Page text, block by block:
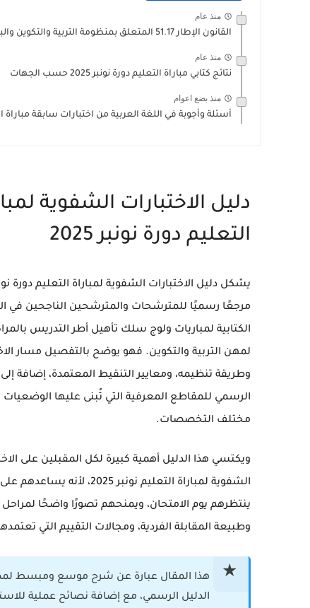
منذ عام
القانون الإطار 51.17 المتعلق بمنظومة التربية والتكوين والبحث العلمي
منذ عام
نتائج كتابي مباراة التعليم دورة نونبر 2025 حسب الجهات
منذ بضع اعوام
أسئلة وأجوبة في اللغة العربية من اختبارات سابقة مباراة
دليل الاختبارات الشفوية
التعليم دورة نونبر 2025
يشكل دليل الاختبارات الشفوية لمباراة التعليم دورة نونبر
مرجعًا رسميًا للمترشحات والمترشحين الناجحين في
الكتابية لمباريات ولوج سلك تأهيل أطر التدريس
لمهن التربية والتكوين. فهو يوضح بالتفصيل مسار
وطريقة تنظيمه، ومعايير التنقيط المعتمدة، إضافة إلى
الرسمي للمقاطع المعرفية التي تُبنى عليها الوضعيات
مختلف التخصصات.
ويكتسي هذا الدليل أهمية كبيرة لكل المقبلين على
الشفوية لمباراة التعليم نونبر 2025
، لأنه يساعدهم
ينتظرهم يوم الامتحان، ويمنحهم تصورًا واضحًا لمراحل
وطبيعة المقابلة الفردية، ومجالات التقييم التي
هذا المقال عبارة عن شرح موسع ومبسط
الدليل الرسمي، مع إضافة نصائح عملية